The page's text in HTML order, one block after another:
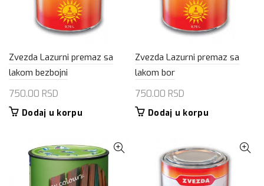
Zvezda Lazurni premaz sa
lakom bezbojni
750.00 RSD
Dodaj u korpu
Zvezda Lazurni premaz sa
lakom bor
750.00 RSD
Dodaj u korpu